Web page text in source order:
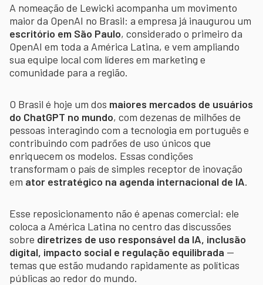
A nomeação de Lewicki acompanha um movimento
maior da OpenAI no Brasil: a empresa já inaugurou um
escritório em São Paulo, considerado o primeiro da
OpenAI em toda a América Latina, e vem ampliando
sua equipe local com líderes em marketing e
comunidade para a região.
O Brasil é hoje um dos maiores mercados de usuários
do ChatGPT no mundo, com dezenas de milhões de
pessoas interagindo com a tecnologia em português e
contribuindo com padrões de uso únicos que
enriquecem os modelos. Essas condições
transformam o país de simples receptor de inovação
em ator estratégico na agenda internacional de IA.
Esse reposicionamento não é apenas comercial: ele
coloca a América Latina no centro das discussões
sobre diretrizes de uso responsável da IA, inclusão
digital, impacto social e regulação equilibrada —
temas que estão mudando rapidamente as políticas
públicas ao redor do mundo.